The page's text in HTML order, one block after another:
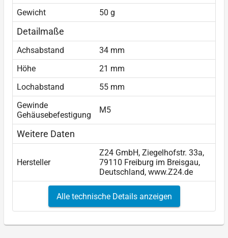
Gewicht
50 g
Detailmaße
Achsabstand
34 mm
Höhe
21 mm
Lochabstand
55 mm
Gewinde
Gehäusebefestigung
M5
Weitere Daten
Hersteller
Z24 GmbH, Ziegelhofstr. 33a,
79110 Freiburg im Breisgau,
Deutschland, www.Z24.de
Alle technische Details anzeigen